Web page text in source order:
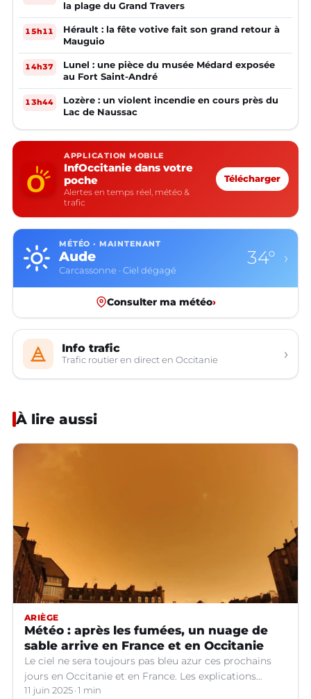
la plage du Grand Travers
15h11
Hérault : la fête votive fait son grand retour à
Mauguio
14h37
Lunel : une pièce du musée Médard exposée
au Fort Saint-André
13h44
Lozère : un violent incendie en cours près du
Lac de Naussac
APPLICATION MOBILE
InfOccitanie dans votre
poche
Alertes en temps réel, météo &
trafic
Télécharger
MÉTÉO · MAINTENANT
Aude
Carcassonne · Ciel dégagé
34° ›
Consulter ma météo›
Info trafic
Trafic routier en direct en Occitanie ›
À lire aussi
ARIÈGE
Météo : après les fumées, un nuage de
sable arrive en France et en Occitanie
Le ciel ne sera toujours pas bleu azur ces prochains
jours en Occitanie et en France. Les explications
météo.
11 juin 2025 1 min